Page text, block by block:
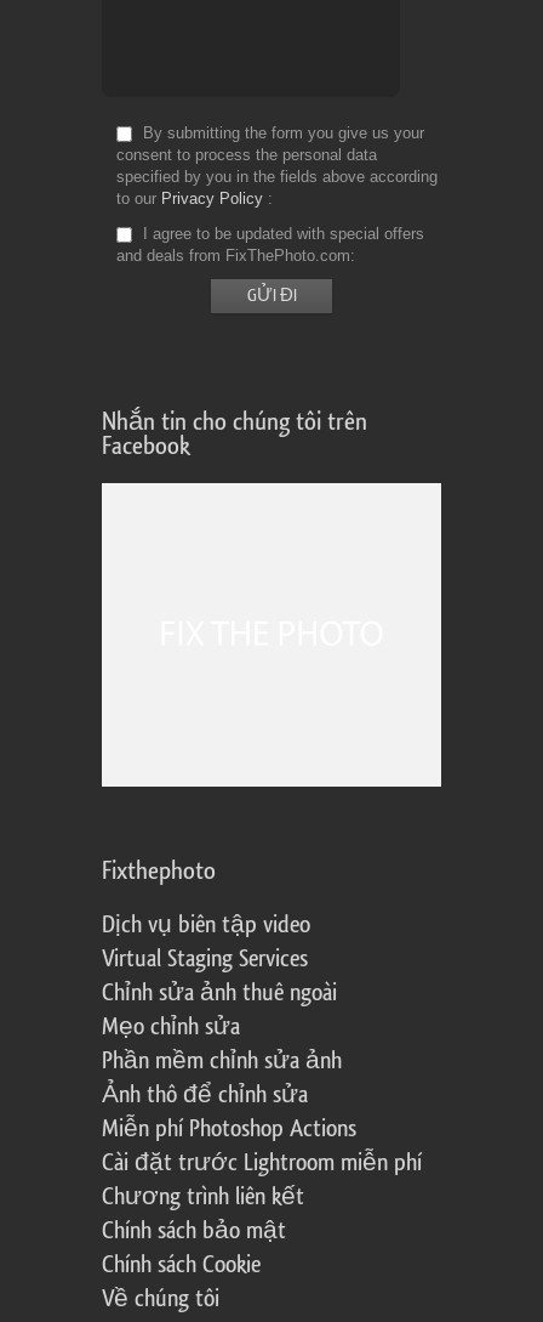
By submitting the form you give us your
consent to process the personal data
specified by you in the fields above according
to our Privacy Policy
I agree to be updated with special offers
and deals from FixThePhoto.com
Nhắn tin cho chúng tôi trên
Facebook
Fixthephoto
Dịch vụ biên tập video
Virtual Staging Services
Chỉnh sửa ảnh thuê ngoài
Mẹo chỉnh sửa
Phần mềm chỉnh sửa ảnh
Ảnh thô để chỉnh sửa
Miễn phí Photoshop Actions
Cài đặt trước Lightroom miễn phí
Chương trình liên kết
Chính sách bảo mật
Chính sách Cookie
Về chúng tôi